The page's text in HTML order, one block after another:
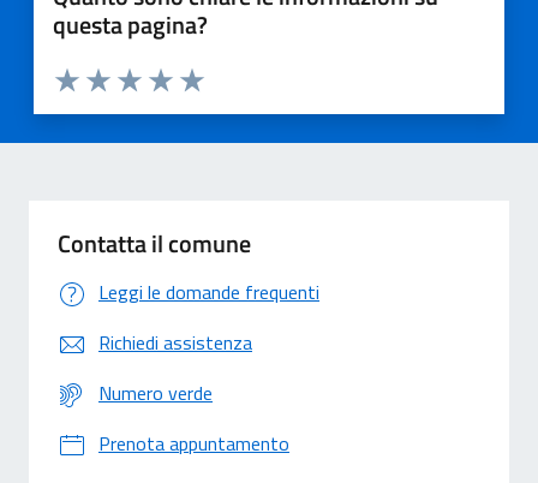
questa pagina?
Valuta 5 stelle su 5
Valuta 4 stelle su 5
Valuta 3 stelle su 5
Valuta 2 stelle su 5
Valuta 1 stelle su 5
Contatta il comune
Leggi le domande frequenti
Richiedi assistenza
Numero verde
Prenota appuntamento